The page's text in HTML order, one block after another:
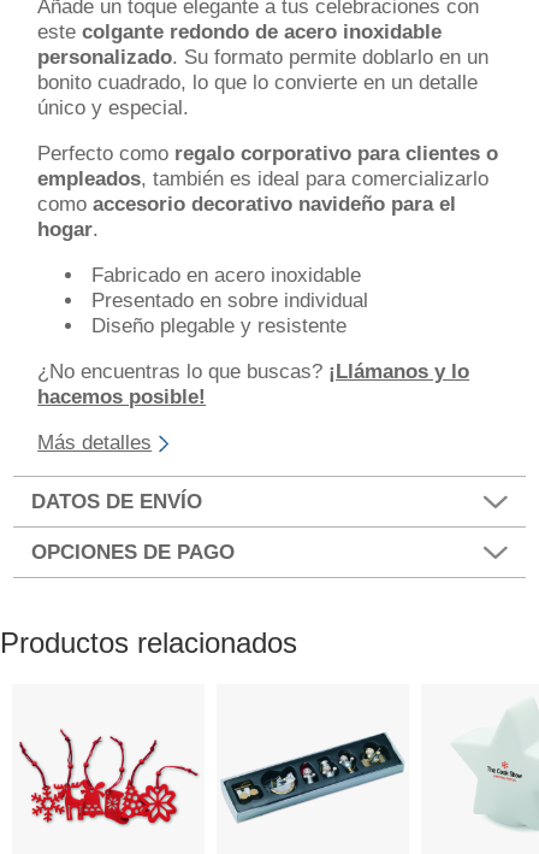
Añade un toque elegante a tus celebraciones con
estecolgante redondo de acero inoxidable
personalizado. Su formato permite doblarlo en un
bonito cuadrado, lo que lo convierte en un detalle
único y especial.
Perfecto como regalo corporativo para clientes o
empleados, también es ideal para comercializarlo
comoaccesorio decorativo navideño para el
hogar.
Fabricado en acero inoxidable
Presentado en sobre individual
Diseño plegable y resistente
¿No encuentras lo que buscas? ¡Llámanos y lo
hacemos posible!
Más detalles
DATOS DE ENVÍO
OPCIONES DE PAGO
Productos relacionados